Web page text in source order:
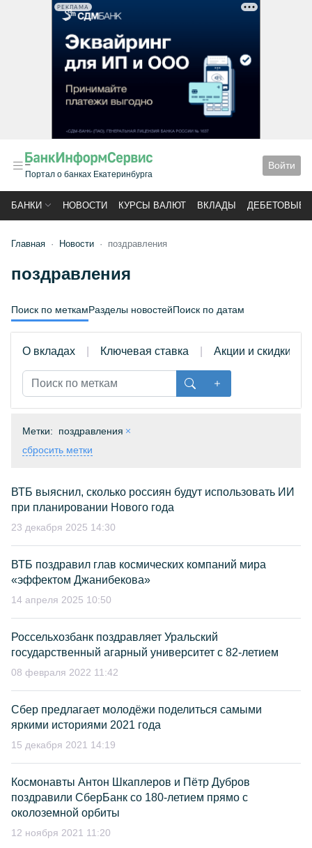
РЕКЛАМА
Портал о банках Екатеринбурга
Войти
БАНКИ НОВОСТИ КУРСЫ ВАЛЮТ ВКЛАДЫ ДЕБЕТОВЫЕ
Главная Новости поздравления
поздравления
Поиск по меткамРазделы новостейПоиск по датам
О вкладах Ключевая ставка Акции и скидки
Метки:
поздравления
сбросить метки
ВТБ выяснил, сколько россиян будут использовать ИИ
при планировании Нового года
23 декабря 2025 14:30
ВТБ поздравил глав космических компаний мира
«эффектом Джанибекова»
14 апреля 2025 10:50
Россельхозбанк поздравляет Уральский
государственный агарный университет с 82-летием
08 февраля 2022 11:42
Сбер предлагает молодёжи поделиться самыми
яркими историями 2021 года
15 декабря 2021 14:19
Космонавты Антон Шкаплеров и Пётр Дубров
поздравили СберБанк со 180-летием прямо с
околоземной орбиты
12 ноября 2021 11:20